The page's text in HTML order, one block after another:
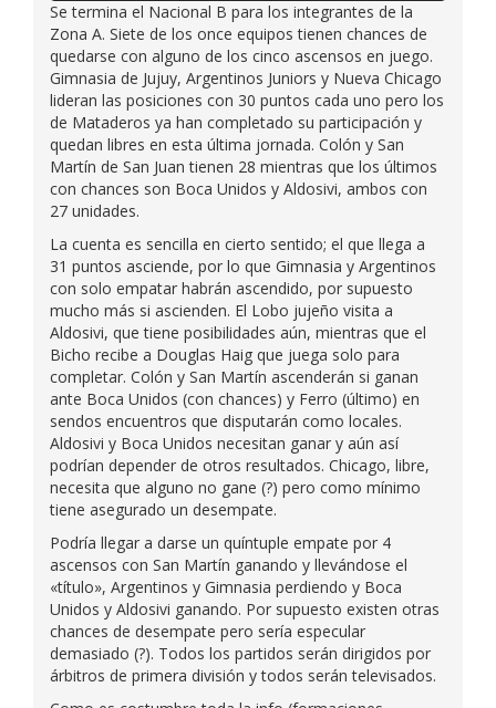
Se termina el Nacional B para los integrantes de la
Zona A. Siete de los once equipos tienen chances de
quedarse con alguno de los cinco ascensos en juego.
Gimnasia de Jujuy, Argentinos Juniors y Nueva Chicago
lideran las posiciones con 30 puntos cada uno pero los
de Mataderos ya han completado su participación y
quedan libres en esta última jornada. Colón y San
Martín de San Juan tienen 28 mientras que los últimos
con chances son Boca Unidos y Aldosivi, ambos con
27 unidades.
La cuenta es sencilla en cierto sentido; el que llega a
31 puntos asciende, por lo que Gimnasia y Argentinos
con solo empatar habrán ascendido, por supuesto
mucho más si ascienden. El Lobo jujeño visita a
Aldosivi, que tiene posibilidades aún, mientras que el
Bicho recibe a Douglas Haig que juega solo para
completar. Colón y San Martín ascenderán si ganan
ante Boca Unidos (con chances) y Ferro (último) en
sendos encuentros que disputarán como locales.
Aldosivi y Boca Unidos necesitan ganar y aún así
podrían depender de otros resultados. Chicago, libre,
necesita que alguno no gane (?) pero como mínimo
tiene asegurado un desempate.
Podría llegar a darse un quíntuple empate por 4
ascensos con San Martín ganando y llevándose el
«título», Argentinos y Gimnasia perdiendo y Boca
Unidos y Aldosivi ganando. Por supuesto existen otras
chances de desempate pero sería especular
demasiado (?). Todos los partidos serán dirigidos por
árbitros de primera división y todos serán televisados.